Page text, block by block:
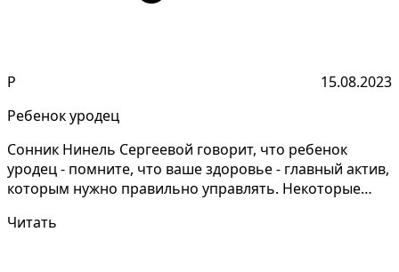
Р
15.08.2023
Ребенок уродец
Сонник Нинель Сергеевой говорит, что ребенок
уродец - помните, что ваше здоровье - главный актив,
которым нужно правильно управлять. Некоторые
Читать